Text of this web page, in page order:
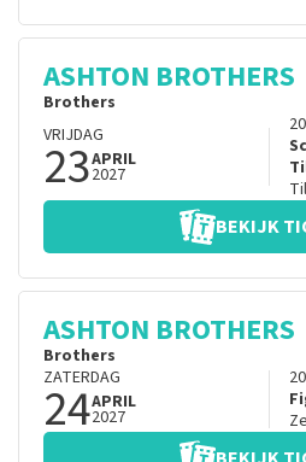
ASHTON BROTHERS
Brothers
VRIJDAG
23APRIL
2027
BEKIJK
ASHTON BROTHERS
Brothers
ZATERDAG
24APRIL
2027